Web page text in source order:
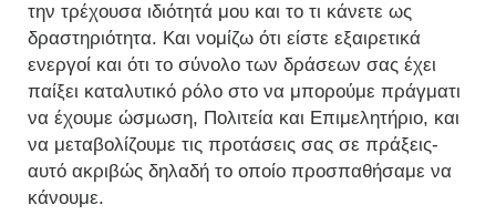
την τρέχουσα ιδιότητά μου και το τι κάνετε ως
δραστηριότητα. Και νομίζω ότι είστε εξαιρετικά
ενεργοί και ότι το σύνολο των δράσεων σας έχει
παίξει καταλυτικό ρόλο στο να μπορούμε πράγματι
να έχουμε ώσμωση, Πολιτεία και Επιμελητήριο, και
να μεταβολίζουμε τις προτάσεις σας σε πράξεις-
αυτό ακριβώς δηλαδή το οποίο προσπαθήσαμε να
κάνουμε.